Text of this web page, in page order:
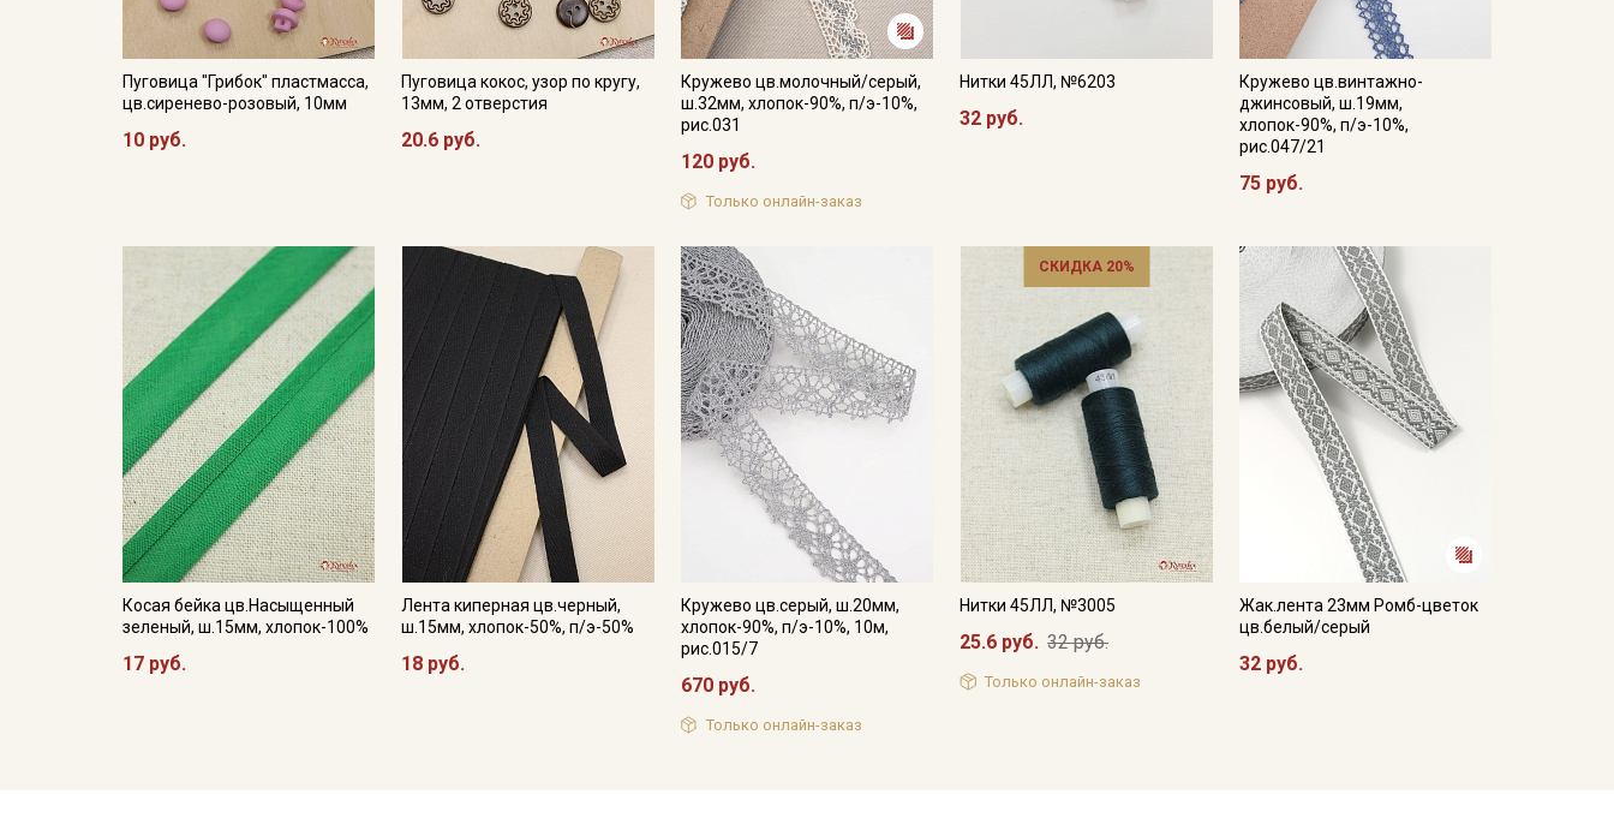
Пуговица "Грибок" пластмасса,
цв.сиренево-розовый, 10мм
10 руб.
Пуговица кокос, узор по кругу,
13мм, 2 отверстия
20.6 руб.
Кружево цв.молочный/серый,
ш.32мм, хлопок-90%, п/э-10%,
рис.031
120 руб.
Только онлайн-заказ
Нитки 45ЛЛ, №6203
32 руб.
Кружево цв.винтажно-
джинсовый, ш.19мм,
хлопок-90%, п/э-10%,
рис.047/21
75 руб.
Косая бейка цв.Насыщенный
зеленый, ш.15мм, хлопок-100%
17 руб.
Лента киперная цв.черный,
ш.15мм, хлопок-50%, п/э-50%
18 руб.
Кружево цв.серый, ш.20мм,
хлопок-90%, п/э-10%, 10м,
рис.015/7
670 руб.
Только онлайн-заказ
СКИДКА 20%
Нитки 45ЛЛ, №3005
25.6 руб. 32 руб.
Только онлайн-заказ
Жак.лента 23мм Ромб-цветок
цв.белый/серый
32 руб.
Даю
Согласие на получение рекламных и
информационных рассылок